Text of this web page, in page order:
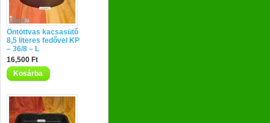
Öntöttvas kacsasütő
8,5 literes fedővel KP
– 36/8 – L
16,500 Ft
Kosárba